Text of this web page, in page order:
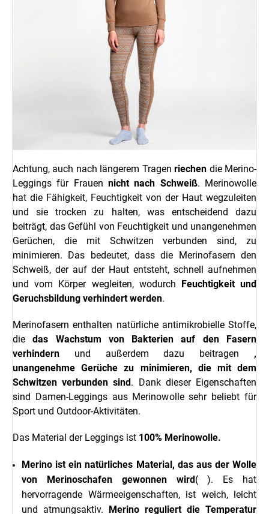
Achtung, auch nach längerem Tragenriechen die Merino-
Leggings für Frauen nicht nach Schweiß. Merinowolle
hat die Fähigkeit, Feuchtigkeit von der Haut wegzuleiten
und sie trocken zu halten, was entscheidend dazu
beiträgt, das Gefühl von Feuchtigkeit und unangenehmen
Gerüchen, die mit Schwitzen verbunden sind, zu
minimieren. Das bedeutet, dass die Merinofasern den
Schweiß, der auf der Haut entsteht, schnell aufnehmen
und vom Körper wegleiten, wodurch
Feuchtigkeit und
Geruchsbildung verhindert werden.
Merinofasern enthalten natürliche antimikrobielle Stoffe,
diedas Wachstum von Bakterien auf den Fasern
verhindern und außerdem dazu beitragen ,
unangenehme Gerüche zu minimieren, die mit dem
Schwitzen verbunden sind . Dank dieser Eigenschaften
sind Damen-Leggings aus Merinowolle sehr beliebt für
Sport und Outdoor-Aktivitäten.
Das Material der Leggings ist 100% Merinowolle.
Merino ist ein natürliches Material, das aus der Wolle
von Merinoschafen gewonnen wird (
). Es hat
hervorragende Wärmeeigenschaften, ist weich, leicht
und atmungsaktiv. Merino reguliert die Temperatur